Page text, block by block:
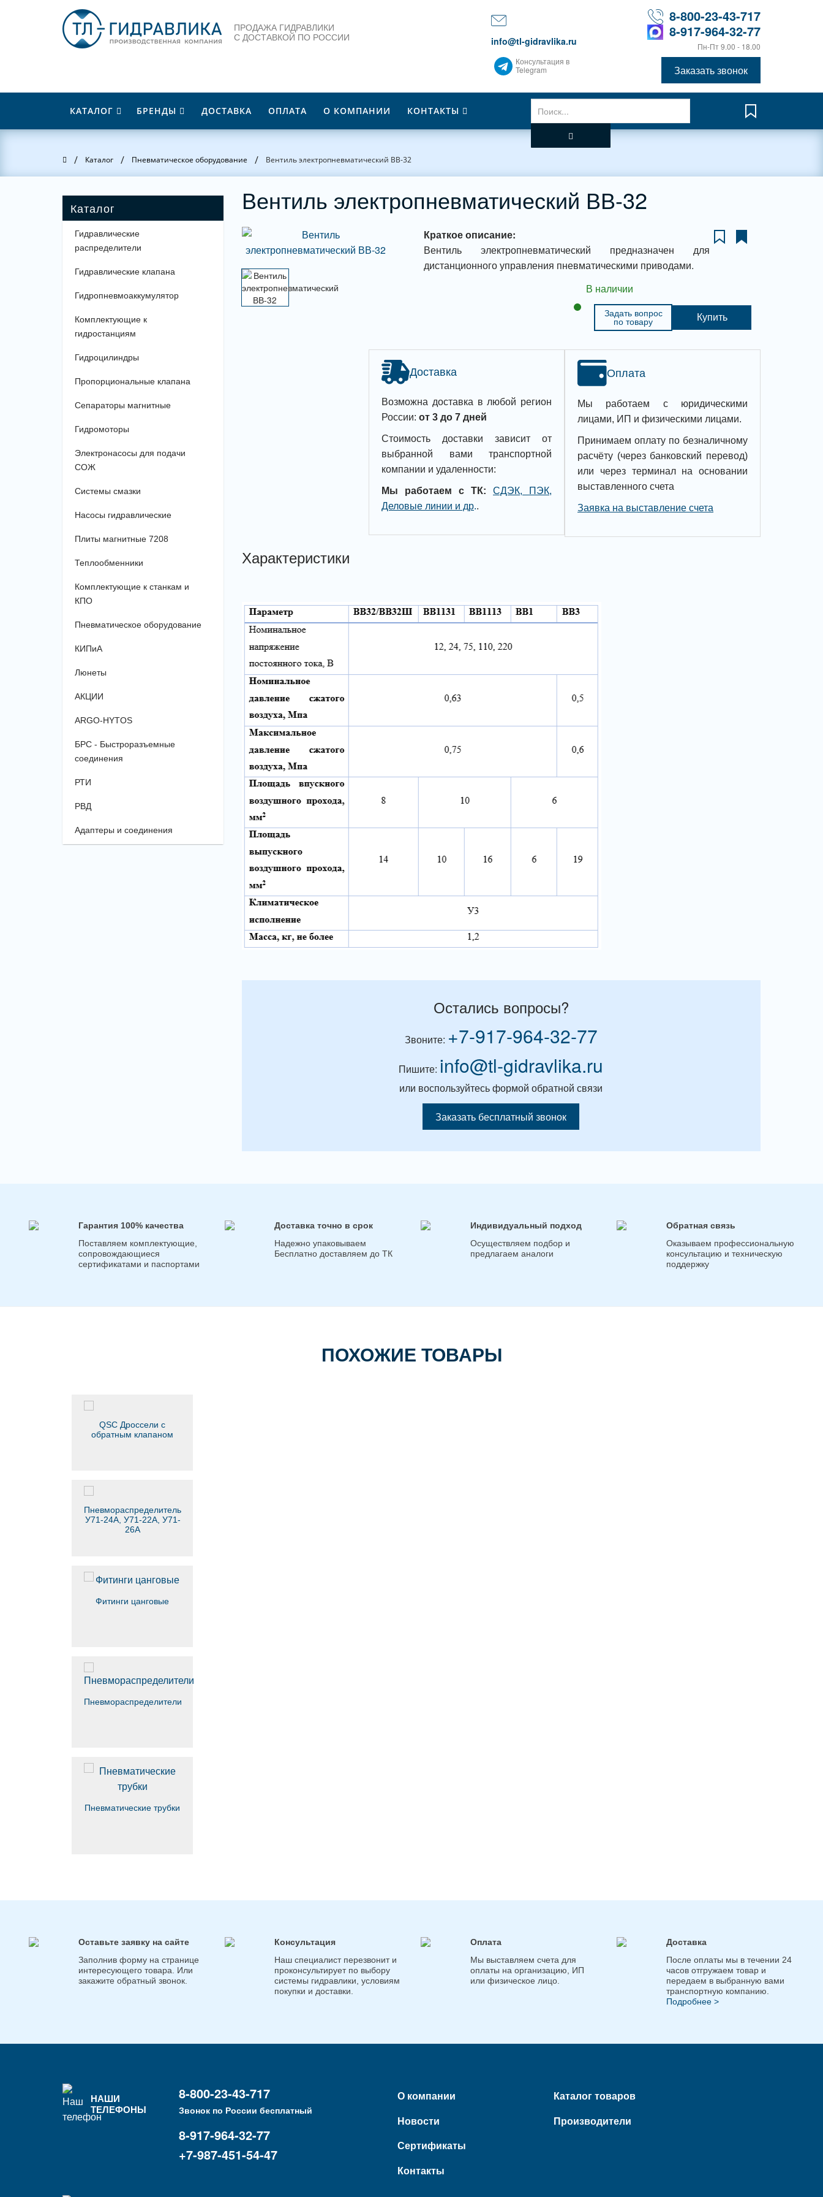
ПРОДАЖА ГИДРАВЛИКИ
С ДОСТАВКОЙ ПО РОССИИ
info@tl-gidravlika.ru
8-800-23-43-717
8-917-964-32-77
Пн-Пт 9.00 - 18.00
Консультация в
Telegram
Заказать звонок
КАТАЛОГ БРЕНДЫ ДОСТАВКА ОПЛАТА О КОМПАНИИ КОНТАКТЫ
Главная
/ Каталог / Пневматическое оборудование / Вентиль электропневматический ВВ-32
Гидравлические
распределители
Гидравлические клапана
Гидропневмоаккумулятор
Комплектующие к
гидростанциям
Гидроцилиндры
Пропорциональные клапана
Сепараторы магнитные
Гидромоторы
Электронасосы для подачи
СОЖ
Системы смазки
Насосы гидравлические
Плиты магнитные 7208
Теплообменники
Комплектующие к станкам и
КПО
Пневматическое оборудование
КИПиА
Люнеты
АКЦИИ
ARGO-HYTOS
БРС - Быстроразъемные
соединения
РТИ
РВД
Адаптеры и соединения
Вентиль электропневматический ВВ-32
Краткое описание:
Вентиль электропневматический предназначен для
дистанционного управления пневматическими приводами.
В наличии
Задать вопрос
по товару
Купить
Оплата
Мы работаем с юридическими
лицами, ИП и физическими лицами.
Принимаем оплату по безналичному
расчёту (через банковский перевод)
или через терминал на основании
выставленного счета
Заявка на выставление счета
Доставка
Возможна доставка в любой регион
России: от 3 до 7 дней
Стоимость доставки зависит от
выбранной вами транспортной
компании и удаленности:
Мы работаем с ТК:
СДЭК, ПЭК,
Деловые линии и др..
Характеристики
Остались вопросы?
Звоните: +7-917-964-32-77
Пишите: info@tl-gidravlika.ru
или воспользуйтесь формой обратной связи
Заказать бесплатный звонок
Гарантия 100% качества
Поставляем комплектующие,
сопровождающиеся
сертификатами и паспортами
Доставка точно в срок
Надежно упаковываем
Бесплатно доставляем до ТК
Индивидуальный подход
Осуществляем подбор и
предлагаем аналоги
Обратная связь
Оказываем профессиональную
консультацию и техническую
поддержку
ПОХОЖИЕ ТОВАРЫ
QSC Дроссели с
обратным клапаном
Пневмораспределитель
У71-24А, У71-22А, У71-
26А
Фитинги цанговые
Пневмораспределители
Пневматические трубки
Оставьте заявку на сайте
Заполнив форму на странице
интересующего товара. Или
закажите обратный звонок.
Консультация
Наш специалист перезвонит и
проконсультирует по выбору
системы гидравлики, условиям
покупки и доставки.
Оплата
Мы выставляем счета для
оплаты на организацию, ИП
или физическое лицо.
Доставка
После оплаты мы в течении 24
часов отгружаем товар и
передаем в выбранную вами
транспортную компанию.
Подробнее >
НАШИ
ТЕЛЕФОНЫ
8-800-23-43-717
Звонок по России бесплатный
8-917-964-32-77
+7-987-451-54-47
О компании
Новости
Сертификаты
Контакты
Каталог товаров
Производители